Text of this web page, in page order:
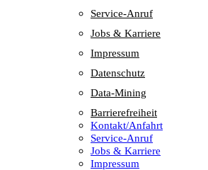
Service-Anruf
Jobs & Karriere
Impres­sum
Daten­schutz
Data-Mining
Barrie­re­frei­heit
Kontakt/​​Anfahrt
Service-Anruf
Jobs & Karriere
Impres­sum